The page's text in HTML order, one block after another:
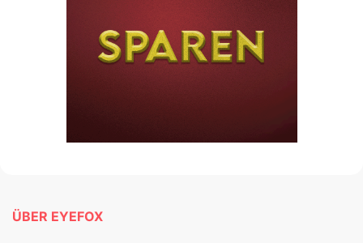
ÜBER EYEFOX